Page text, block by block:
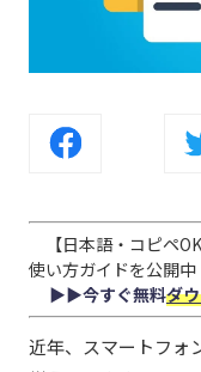
【日本語・コピペ
使い方ガイドを公開中
▶︎▶︎今すぐ無料ダ
近年、スマートフォ